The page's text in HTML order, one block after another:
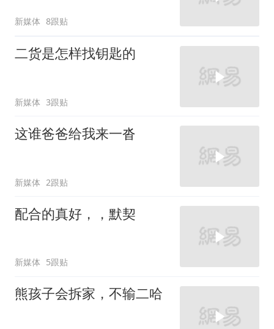
新媒体 8跟贴
二货是怎样找钥匙的
新媒体 3跟贴
这谁爸爸给我来一沓
新媒体 2跟贴
配合的真好，，默契
新媒体 5跟贴
熊孩子会拆家，不输二哈